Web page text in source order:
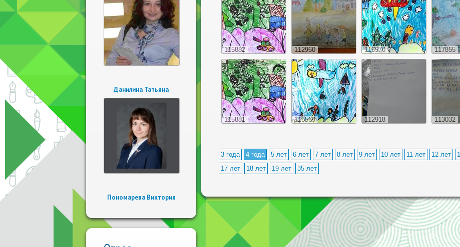
Данилина Татьяна
Пономарева Виктория
115882 112960 116570 117855
115881 116569 112918 113032
3 года 4 года 5 лет 6 лет 7 лет 8 лет 9 лет 10 лет 11 лет 12 лет
17 лет
18 лет 19 лет 35 лет